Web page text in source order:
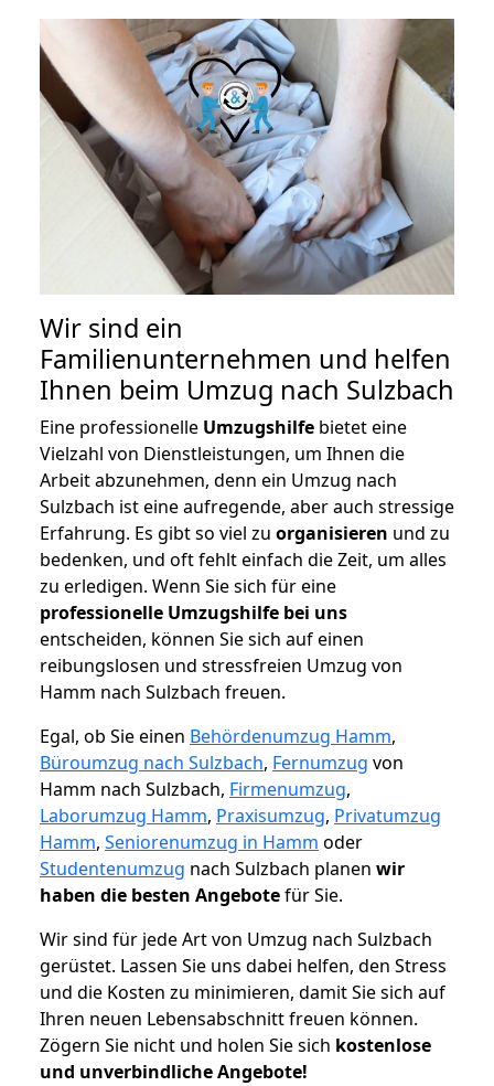
Wir sind ein
Familienunternehmen und helfen
Ihnen beim Umzug nach Sulzbach
Eine professionelle Umzugshilfe bietet eine
Vielzahl von Dienstleistungen, um Ihnen die
Arbeit abzunehmen, denn ein Umzug nach
Sulzbach ist eine aufregende, aber auch stressige
Erfahrung. Es gibt so viel zu organisieren und zu
bedenken, und oft fehlt einfach die Zeit, um alles
zu erledigen. Wenn Sie sich für eine
professionelle Umzugshilfe bei uns
entscheiden, können Sie sich auf einen
reibungslosen und stressfreien Umzug von
Hamm nach Sulzbach freuen.
Egal, ob Sie einen Behördenumzug Hamm,
Büroumzug nach Sulzbach, Fernumzug von
Hamm nach Sulzbach, Firmenumzug,
Laborumzug Hamm, Praxisumzug, Privatumzug
Hamm, Seniorenumzug in Hamm oder
Studentenumzug nach Sulzbach planen wir
haben die besten Angebotefür Sie.
Wir sind für jede Art von Umzug nach Sulzbach
gerüstet. Lassen Sie uns dabei helfen, den Stress
und die Kosten zu minimieren, damit Sie sich auf
Ihren neuen Lebensabschnitt freuen können.
Zögern Sie nicht und holen Sie sich kostenlose
und unverbindliche Angebote!